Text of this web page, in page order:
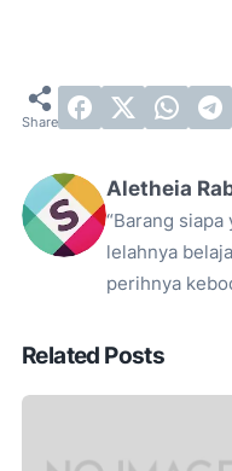
Aletheia
“Barang
lelahnya
perihnya
Related Posts